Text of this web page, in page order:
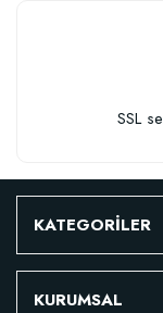
SSL
KATEGORİLER
KURUMSAL